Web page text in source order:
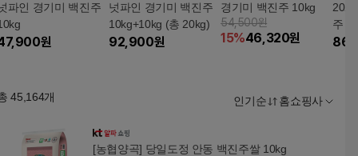
파인 경기미 백진주
원
넛파인 경기미 백진주
10kg+10kg (총 20kg)
92,900원
경기미 백진주 10kg
54,500원
15%46,320원
주
45,164개 인기순 홈쇼핑사
[농협양곡] 당일도정 안동 백진주쌀 10kg